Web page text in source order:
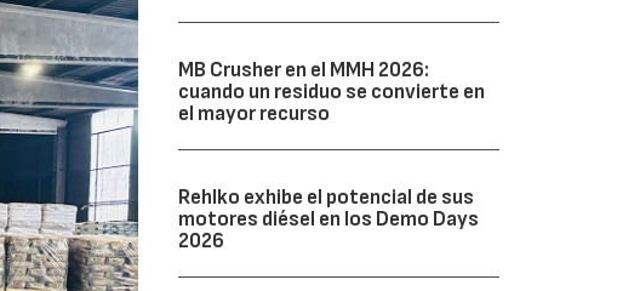
MB Crusher en el MMH 2026:
cuando un residuo se convierte en
el mayor recurso
Rehlko exhibe el potencial de sus
motores diésel en los Demo Days
2026